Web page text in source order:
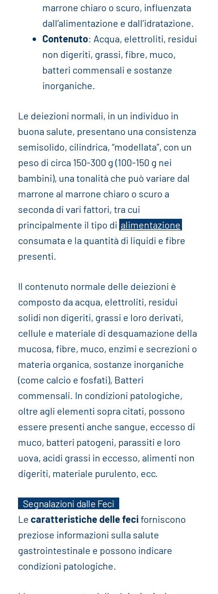
marrone chiaro o scuro, influenzata
dall’alimentazione e dall’idratazione.
Contenuto: Acqua, elettroliti, residui
non digeriti, grassi, fibre, muco,
batteri commensali e sostanze
inorganiche.
Le deiezioni normali, in un individuo in
buona salute, presentano una consistenza
semisolido, cilindrica, “modellata”, con un
peso di circa 150-300 g (100-150 g nei
bambini), una tonalità che può variare dal
marrone al marrone chiaro o scuro a
seconda di vari fattori, tra cui
principalmente il tipo di alimentazione
consumata e la quantità di liquidi e fibre
presenti.
Il contenuto normale delle deiezioni è
composto da acqua, elettroliti, residui
solidi non digeriti, grassi e loro derivati,
cellule e materiale di desquamazione della
mucosa, fibre, muco, enzimi e secrezioni o
materia organica, sostanze inorganiche
(come calcio e fosfati), Batteri
commensali. In condizioni patologiche,
oltre agli elementi sopra citati, possono
essere presenti anche sangue, eccesso di
muco, batteri patogeni, parassiti e loro
uova, acidi grassi in eccesso, alimenti non
digeriti, materiale purulento, ecc.
Segnalazioni dalle Feci
Le caratteristiche delle feci forniscono
preziose informazioni sulla salute
gastrointestinale e possono indicare
condizioni patologiche.